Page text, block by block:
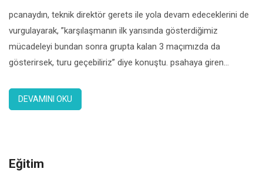
pcanaydın, teknik direktör gerets ile yola devam edeceklerini de
vurgulayarak, ”karşılaşmanın ilk yarısında gösterdiğimiz
mücadeleyi bundan sonra grupta kalan 3 maçımızda da
gösterirsek, turu geçebiliriz” diye konuştu. psahaya giren
bir galatasaraylı bunu yapmaz” dedi. p-polat: ”turu geçmek
mucize”- pgalatasaray kulübü başkan yardımcısı adnan polat,
DEVAMINI OKU
Eğitim